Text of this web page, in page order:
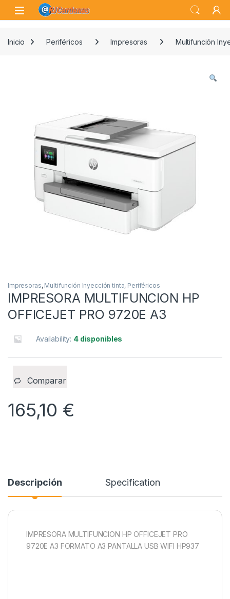
Skip to navigation
Skip to content
Open
Inicio Periféricos Impresoras Multifunción
Impresoras, Multifunción Inyección tinta, Periféricos
IMPRESORA MULTIFUNCION HP
OFFICEJET PRO 9720E A3
Availability: 4 disponibles
Comparar
165,10 €
Descripción Specification
IMPRESORA MULTIFUNCION HP OFFICEJET PRO
9720E A3 FORMATO A3 PANTALLA USB WIFI HP937